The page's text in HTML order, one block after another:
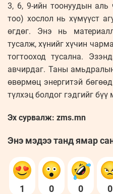
3, 6, 9-ийн тоонуудын
тоо) хослол нь хүмүүст
өгдөг. Энэ нь
тусалж, хүнийг хүчин
тогтооход тусална.
авчирдаг. Таны
өвөрмөц энергитэй
түлхэц болдог гэдгийг бүү
Эх сурвалж: zms.mn
Энэ мэдээ танд ямар
1 0 0 0